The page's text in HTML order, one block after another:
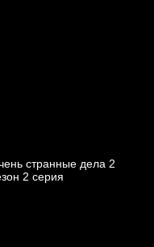
странные дела 2
2 cерия